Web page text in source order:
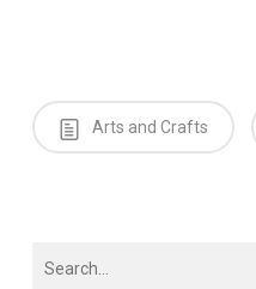
Arts and Crafts